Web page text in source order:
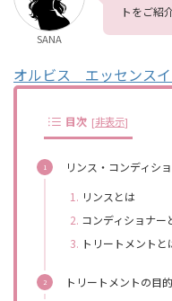
SANA
トをご紹
オルビス エッセンス
目次 [非表示]
リンス・コンディシ
リンスとは
コンディショナー
トリートメントと
トリートメントの目的